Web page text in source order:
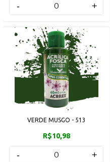
- +
VERDE MUSGO - 513
R$10,98
- +